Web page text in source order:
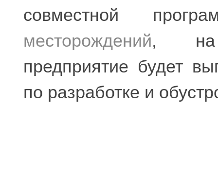
совместной
месторождений, на
предприятие будет
по разработке и